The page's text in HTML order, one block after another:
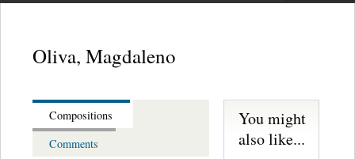
Oliva, Magdaleno
Compositions
Comments
You might
also like...